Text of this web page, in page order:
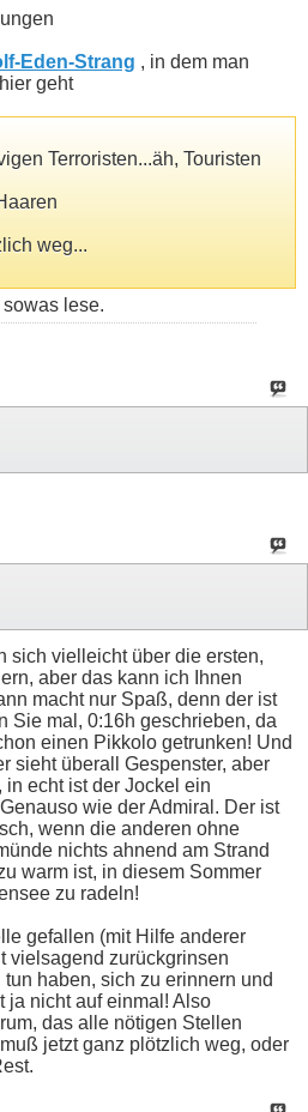
Eden-Strang , in dem man
geht
Terroristen...äh, Touristen
weg...
lese.
sich vielleicht über die ersten,
aber das kann ich Ihnen
macht nur Spaß, denn der ist
Sie mal, 0:16h geschrieben, da
einen Pikkolo getrunken! Und
sieht überall Gespenster, aber
echt ist der Jockel ein
wie der Admiral. Der ist
wenn die anderen ohne
nichts ahnend am Strand
warm ist, in diesem Sommer
zu radeln!
gefallen (mit Hilfe anderer
vielsagend zurückgrinsen
haben, sich zu erinnern und
ja nicht auf einmal! Also
das alle nötigen Stellen
jetzt ganz plötzlich weg, oder